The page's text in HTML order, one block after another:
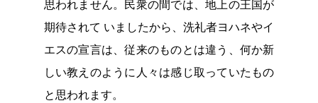
思われません。民衆の間では、地上の王国が
期待されて いましたから、洗礼者ヨハネやイ
エスの宣言は、従来のものとは違う、何か新
しい教えのように人々は感じ取っていたもの
と思われます。